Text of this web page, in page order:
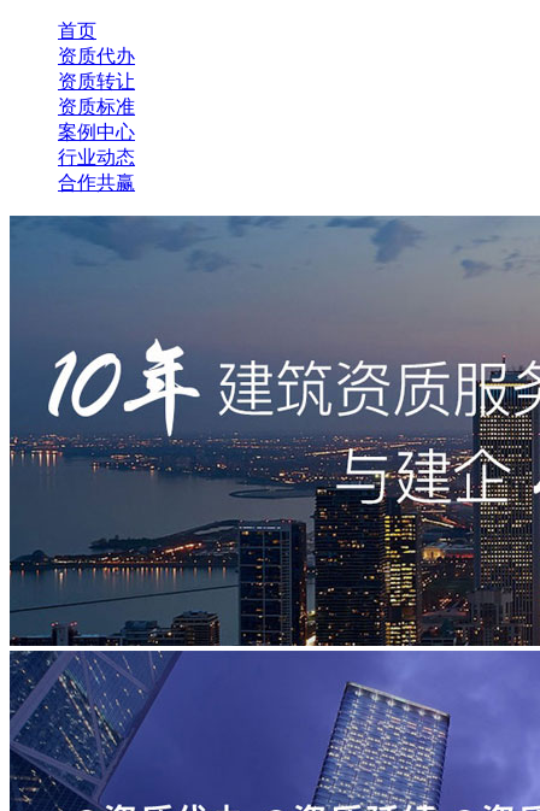
首页
资质代办
资质转让
资质标准
案例中心
行业动态
合作共赢